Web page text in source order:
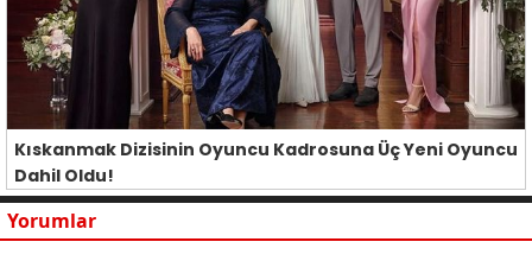
Kıskanmak Dizisinin Oyuncu Kadrosuna Üç Yeni Oyuncu
Dahil Oldu!
Yorumlar